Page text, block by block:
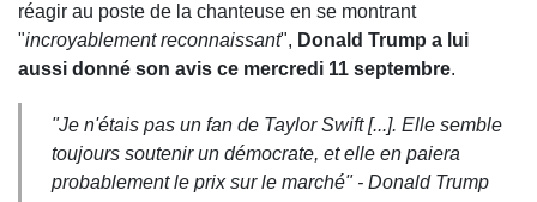
réagir au poste de la chanteuse en se montrant
"incroyablement reconnaissant", Donald Trump a lui
aussi donné son avis ce mercredi 11 septembre.
"Je n'étais pas un fan de Taylor Swift [...]. Elle semble
toujours soutenir un démocrate, et elle en paiera
probablement le prix sur le marché" - Donald Trump